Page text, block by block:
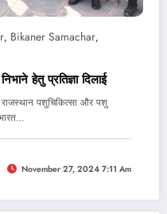
, Bikaner Samachar,
हेतु प्रतिज्ञा दिलाई
पशुचिकित्सा और पशु
November 27, 2024 7:11 Am